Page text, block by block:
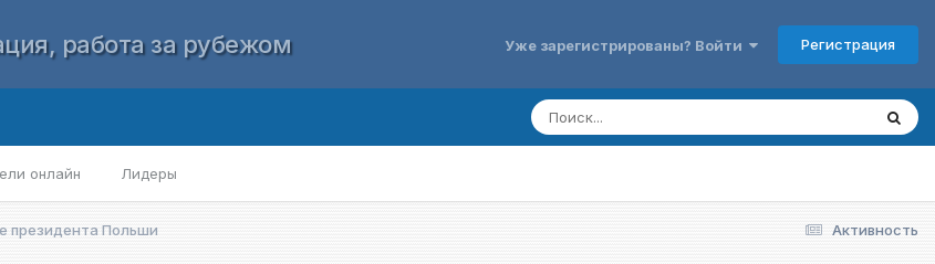
работа за рубежом Уже зарегистрированы? Войти Регистрация
онлайн Лидеры
Активность
президента Польши